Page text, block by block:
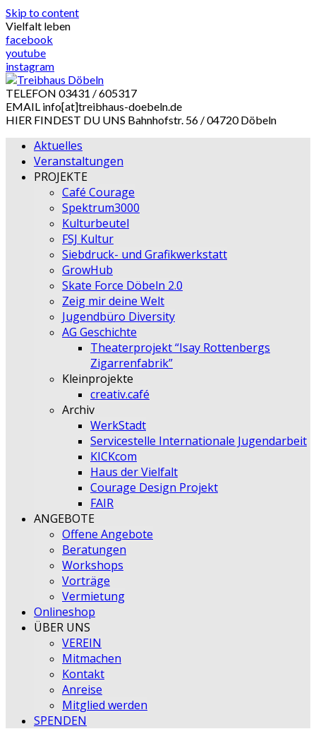
Skip to content
Vielfalt leben
facebook
youtube
instagram
TELEFON 03431 / 605317
EMAIL info[at]treibhaus-doebeln.de
HIER FINDEST DU UNS Bahnhofstr. 56 / 04720 Döbeln
Aktuelles
Veranstaltungen
PROJEKTE
Café Courage
Spektrum3000
Kulturbeutel
FSJ Kultur
Siebdruck- und Grafikwerkstatt
GrowHub
Skate Force Döbeln 2.0
Zeig mir deine Welt
Jugendbüro Diversity
AG Geschichte
Theaterprojekt “Isay Rottenbergs
Zigarrenfabrik”
Kleinprojekte
creativ.café
Archiv
WerkStadt
Servicestelle Internationale Jugendarbeit
KICKcom
Haus der Vielfalt
Courage Design Projekt
FAIR
ANGEBOTE
Offene Angebote
Beratungen
Workshops
Vorträge
Vermietung
Onlineshop
ÜBER UNS
VEREIN
Mitmachen
Kontakt
Anreise
Mitglied werden
SPENDEN